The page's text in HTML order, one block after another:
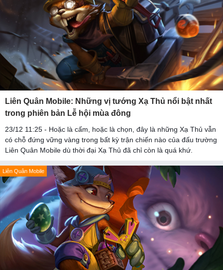
Liên Quân Mobile: Những vị tướng Xạ Thủ nổi bật nhất
trong phiên bản Lễ hội mùa đông
23/12 11:25 - Hoặc là cấm, hoặc là chọn, đây là những Xạ Thủ vẫn
có chỗ đứng vững vàng trong bất kỳ trận chiến nào của đấu trường
Liên Quân Mobile dù thời đại Xạ Thủ đã chỉ còn là quá khứ.
Liên Quân Mobile